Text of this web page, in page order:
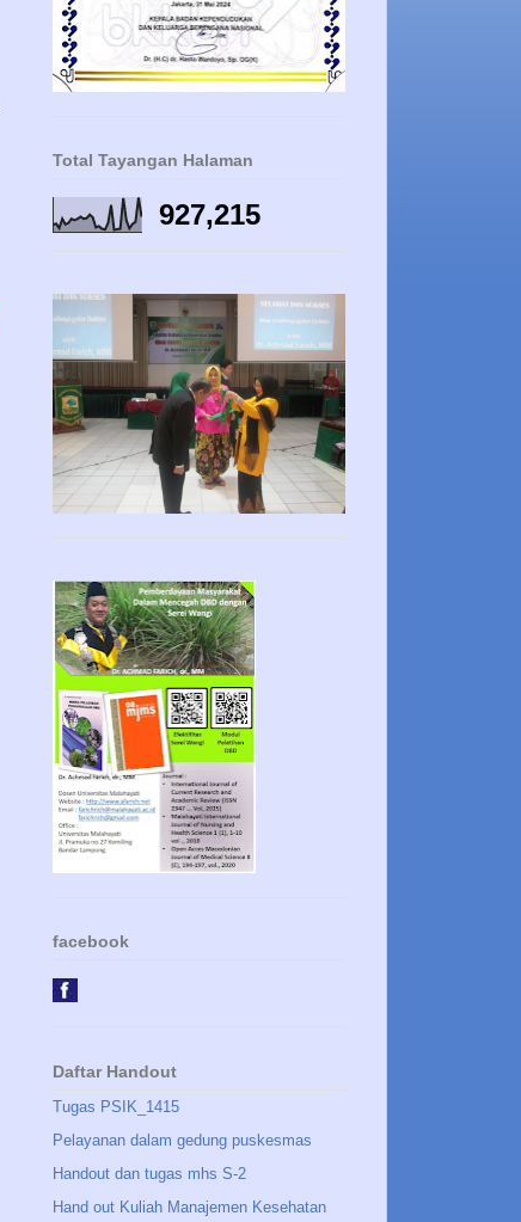
Total Tayangan Halaman
927,215
facebook
Daftar Handout
Tugas PSIK_1415
Pelayanan dalam gedung puskesmas
Handout dan tugas mhs S-2
Hand out Kuliah Manajemen Kesehatan